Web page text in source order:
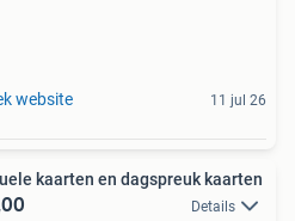
website 11 jul 26
kaarten en dagspreuk kaarten
Details